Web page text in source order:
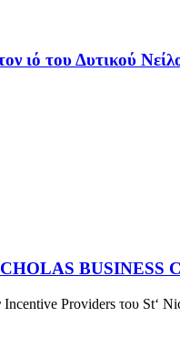
ιό του Δυτικού
BUSINESS
Incentive Providers του St‘